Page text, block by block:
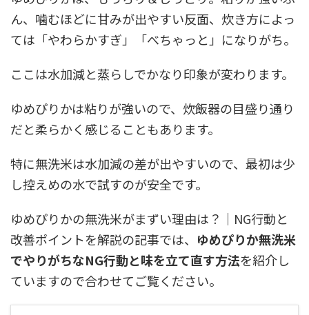
ん、噛むほどに甘みが出やすい反面、炊き方によっ
ては「やわらかすぎ」「べちゃっと」になりがち。
ここは水加減と蒸らしでかなり印象が変わります。
ゆめぴりかは粘りが強いので、炊飯器の目盛り通り
だと柔らかく感じることもあります。
特に無洗米は水加減の差が出やすいので、最初は少
し控えめの水で試すのが安全です。
ゆめぴりかの無洗米がまずい理由は？｜NG行動と
改善ポイントを解説の記事では、 ゆめぴりか無洗米
でやりがちなNG行動と味を立て直す方法を紹介し
ていますので合わせてご覧ください。